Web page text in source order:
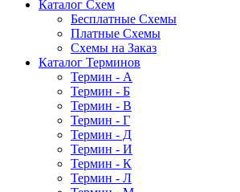
Каталог Схем
Бесплатные Схемы
Платные Схемы
Схемы на Заказ
Каталог Терминов
Термин - А
Термин - Б
Термин - В
Термин - Г
Термин - Д
Термин - И
Термин - К
Термин - Л